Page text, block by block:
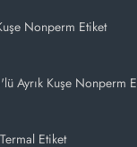
Nonperm Etiket
Ayrık Kuşe Nonperm
Etiket